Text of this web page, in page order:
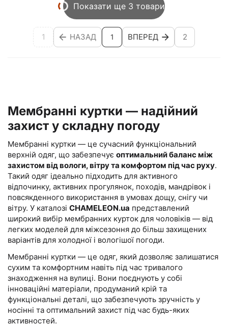
Показати ще 3 товари
1 НАЗАД 1 ВПЕРЕД 2
Мембранні куртки — надійний
захист у складну погоду
Мембранні куртки — це сучасний функціональний
верхній одяг, що забезпечує оптимальний баланс між
захистом від вологи, вітру та комфортом під час руху.
Такий одяг ідеально підходить для активного
відпочинку, активних прогулянок, походів, мандрівок і
повсякденного використання в умовах дощу, снігу чи
вітру. У каталозі CHAMELEON.ua представлений
широкий вибір мембранних курток для чоловіків — від
легких моделей для міжсезоння до більш захищених
варіантів для холодної і вологішої погоди.
Мембранні куртки — це одяг, який дозволяє залишатися
сухим та комфортним навіть під час тривалого
знаходження на вулиці. Вони поєднують у собі
інноваційні матеріали, продуманий крій та
функціональні деталі, що забезпечують зручність у
носінні та оптимальний захист під час будь-яких
активностей.